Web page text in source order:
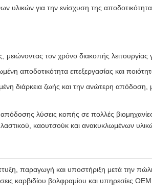
για την ενίσχυση της
μειώνοντας τον χρόνο διακοπής
αποδοτικότητα επεξεργασίας και
διάρκεια ζωής και την ανώτερη
λύσεις κοπής σε πολλές βιομηχανίες.
καουτσούκ και ανακυκλωμένων
παραγωγή και υποστήριξη μετά την
καρβιδίου βολφραμίου και υπηρεσίες OEM.